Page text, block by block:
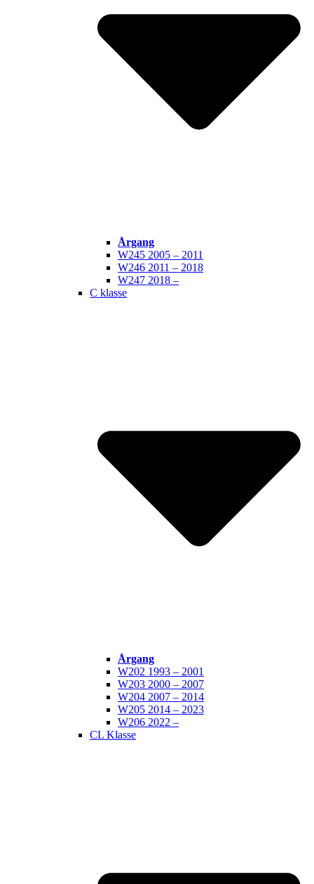
Årgang
W245 2005 – 2011
W246 2011 – 2018
W247 2018 –
C klasse
Årgang
W202 1993 – 2001
W203 2000 – 2007
W204 2007 – 2014
W205 2014 – 2023
W206 2022 –
CL Klasse